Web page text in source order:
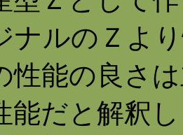
ナルのＺよ
性能の良さ
能だと解釈